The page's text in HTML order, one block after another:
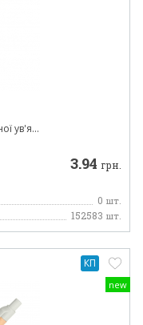
ув'я...
3.94 грн.
0 шт.
152583 шт.
new
КП